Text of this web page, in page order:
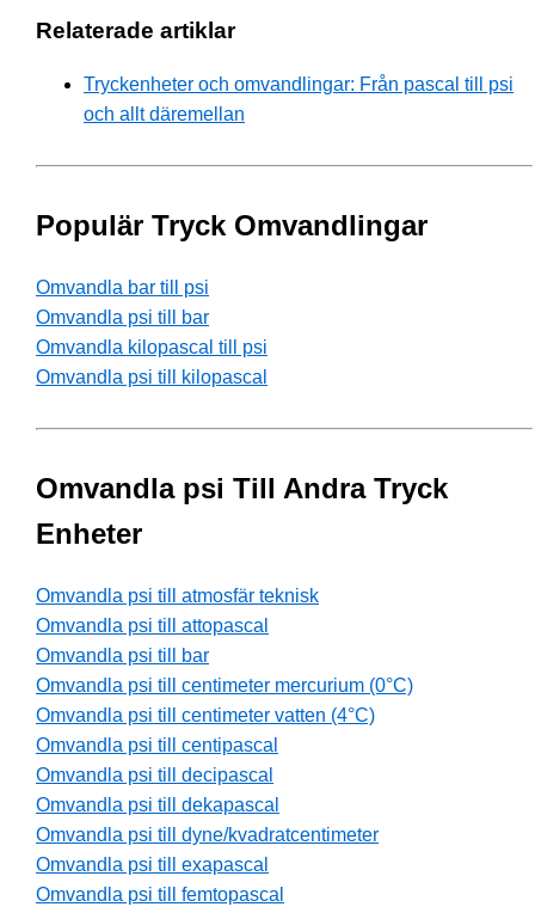
Relaterade artiklar
Tryckenheter och omvandlingar: Från pascal till psi
och allt däremellan
Populär Tryck Omvandlingar
Omvandla bar till psi
Omvandla psi till bar
Omvandla kilopascal till psi
Omvandla psi till kilopascal
Omvandla psi Till Andra Tryck
Enheter
Omvandla psi till atmosfär teknisk
Omvandla psi till attopascal
Omvandla psi till bar
Omvandla psi till centimeter mercurium (0°C)
Omvandla psi till centimeter vatten (4°C)
Omvandla psi till centipascal
Omvandla psi till decipascal
Omvandla psi till dekapascal
Omvandla psi till dyne/kvadratcentimeter
Omvandla psi till exapascal
Omvandla psi till femtopascal